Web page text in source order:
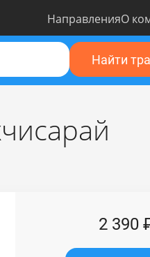
НаправленияО
Найти
2 390